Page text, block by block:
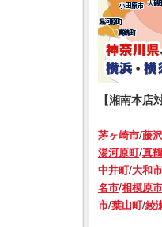
【湘南本店
茅ヶ崎市/藤
湯河原町/真
中井町/大和市
名市/相模原市
市/葉山町/綾